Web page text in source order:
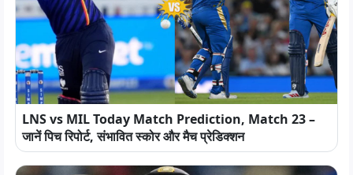
LNS vs MIL Today Match Prediction, Match 23 –
जानें पिच रिपोर्ट, संभावित स्कोर और मैच प्रेडिक्शन